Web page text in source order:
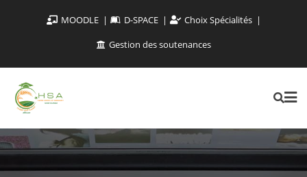
MOODLE D-SPACE
Choix Spécialités
Gestion des soutenances